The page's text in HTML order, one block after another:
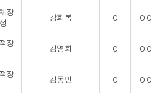
장
강희복 0 0.0
장
김영회 0 0.0
장
김동민 0 0.0